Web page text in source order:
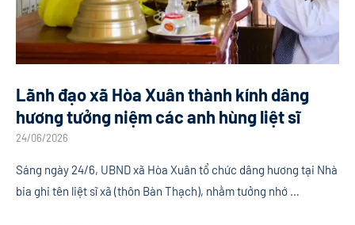
Lãnh đạo xã Hòa Xuân thành kính dâng
hương tưởng niệm các anh hùng liệt sĩ
24/06/2026
Sáng ngày 24/6, UBND xã Hòa Xuân tổ chức dâng hương tại Nhà
bia ghi tên liệt sĩ xã (thôn Bàn Thạch), nhằm tưởng nhớ …